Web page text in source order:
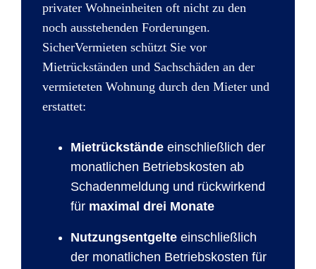
privater Wohneinheiten oft nicht zu den
noch ausstehenden Forderungen.
SicherVermieten schützt Sie vor
Mietrückständen und Sachschäden an der
vermieteten Wohnung durch den Mieter und
erstattet:
Mietrückstände einschließlich der
monatlichen Betriebskosten ab
Schadenmeldung und rückwirkend
für maximal drei Monate
Nutzungsentgelte einschließlich
der monatlichen Betriebskosten für